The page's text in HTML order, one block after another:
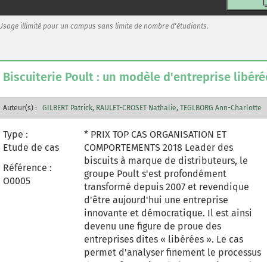
illimité pour un campus sans limite de nombre d'étudiants.
Biscuiterie Poult : un modèle d'entreprise
Auteur(s) : GILBERT Patrick RAULET-CROSET Nathalie TEGLBORG Ann-Charlotte
Type :
Etude de cas
Référence :
O0005
* PRIX TOP CAS ORGANISATION ET
COMPORTEMENTS 2018 Leader des
biscuits à marque de distributeurs, le
groupe Poult s'est profondément
transformé depuis 2007 et revendique
d'être aujourd'hui une entreprise
innovante et démocratique. Il est ainsi
devenu une figure de proue des
entreprises dites « libérées ». Le cas
permet d'analyser finement le processus